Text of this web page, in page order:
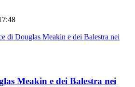
di Douglas Meakin e dei Balestra nei
Meakin e dei Balestra nei